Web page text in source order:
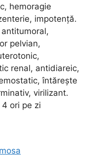
hemoragie
impotență.
pelvian,
renal, antidiareic,
întăreşte
virilizant.
ori pe zi